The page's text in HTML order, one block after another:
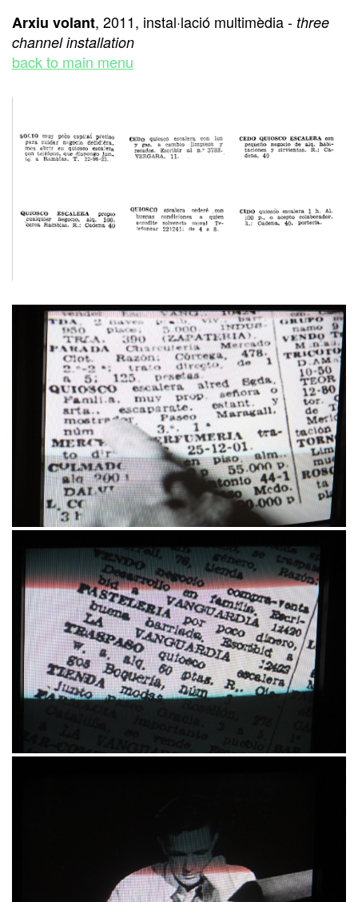
Arxiu volant, 2011, instal·lació multimèdia - three
channel installation
back to main menu